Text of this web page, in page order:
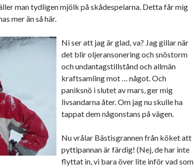
man tydligen mjölk på skådespelarna. Detta får mig
mer än så här.
Ni ser att jag är glad, va? Jag gillar när
det blir oljeransonering och snöstorm
och undantagstillstånd och allmän
kraftsamling mot … något. Och
paniksnö i slutet av mars, ger mig
livsandarna åter. Om jag nu skulle ha
tappat dem någonstans på vägen.
Nu vrålar Bästisgrannen från köket att
pyttipannan är färdig! (Nej, de har inte
flyttat in, vi bara över lite inför vad som